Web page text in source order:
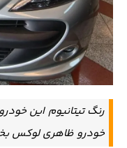
رنگ تیتانیوم این
خودرو ظاهری لوکس